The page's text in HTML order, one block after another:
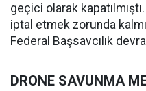
geçici olarak
iptal etmek zorunda
Federal Başsavcılık
DRONE SAVUNMA